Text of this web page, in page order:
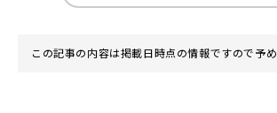
この記事の内容は掲載日時点の情報ですので予め